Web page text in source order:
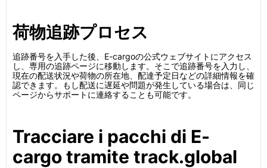
荷物追跡プロセス
追跡番号を入手した後、E-cargoの公式ウェブサイトにアクセス
し、専用の追跡ページに移動します。そこで追跡番号を入力し、
現在の配送状況や荷物の所在地、配達予定日などの詳細情報を確
認できます。もし配送に遅延や問題が発生している場合は、同じ
ページからサポートに連絡することも可能です。
Tracciare i pacchi di E-
cargo tramite track.global